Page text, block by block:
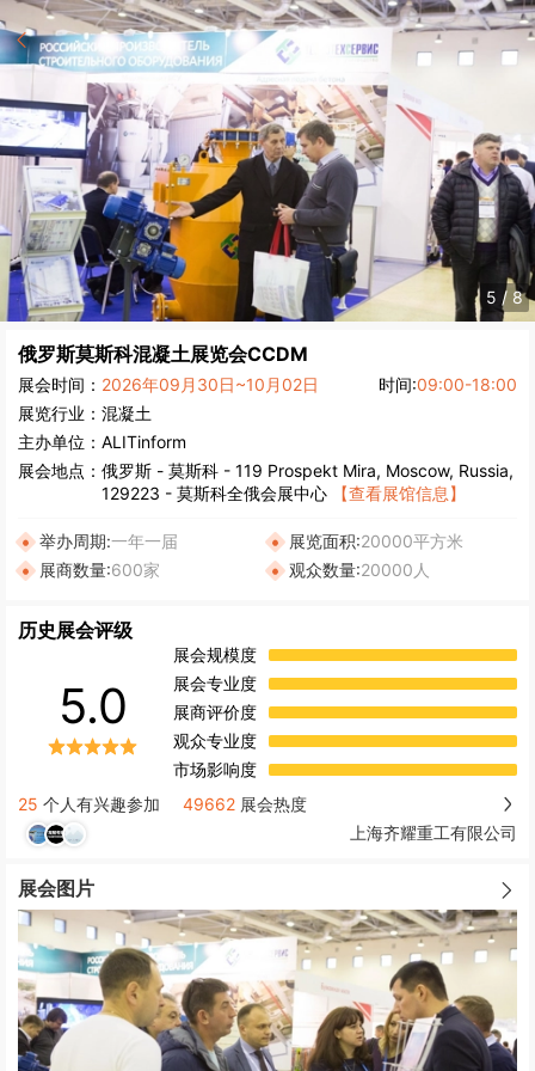
5 / 8
俄罗斯莫斯科混凝土展览会CCDM
展会时间： 2026年09月30日~10月02日 时间:09:00-18:00
展览行业： 混凝土
主办单位： ALITinform
展会地点： 俄罗斯 - 莫斯科 - 119 Prospekt Mira, Moscow, Russia,
129223 - 莫斯科全俄会展中心
【查看展馆信息】
举办周期:一年一届 展览面积:20000平方米
展商数量:600家 观众数量:20000人
历史展会评级
5.0
展会规模度
展会专业度
展商评价度
观众专业度
市场影响度
25 个人有兴趣参加 49662 展会热度
上海齐耀重工有限公司
展会图片